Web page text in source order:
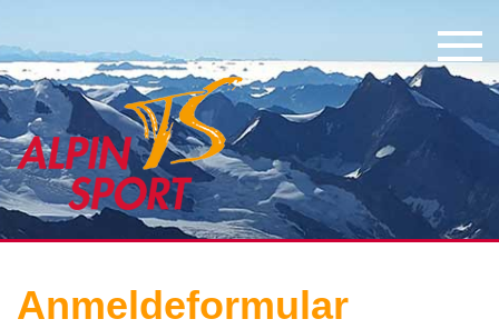
Anmeldeformular